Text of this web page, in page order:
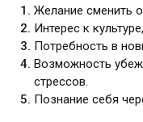
Желание сменить
Интерес к
Потребность в
Возможность
стрессов.
Познание себя